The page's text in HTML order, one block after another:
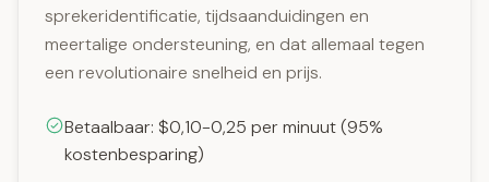
sprekeridentificatie, tijdsaanduidingen en
meertalige ondersteuning, en dat allemaal tegen
een revolutionaire snelheid en prijs.
Betaalbaar: $0,10-0,25 per minuut (95%
kostenbesparing)